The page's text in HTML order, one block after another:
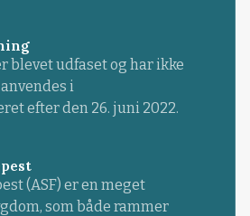
blevet udfaset og har ikke
i
efter den 26. juni 2022.
(ASF) er en meget
som både rammer